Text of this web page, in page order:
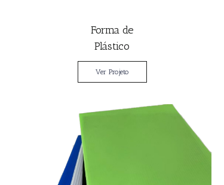
Forma de
Plástico
Ver Projeto